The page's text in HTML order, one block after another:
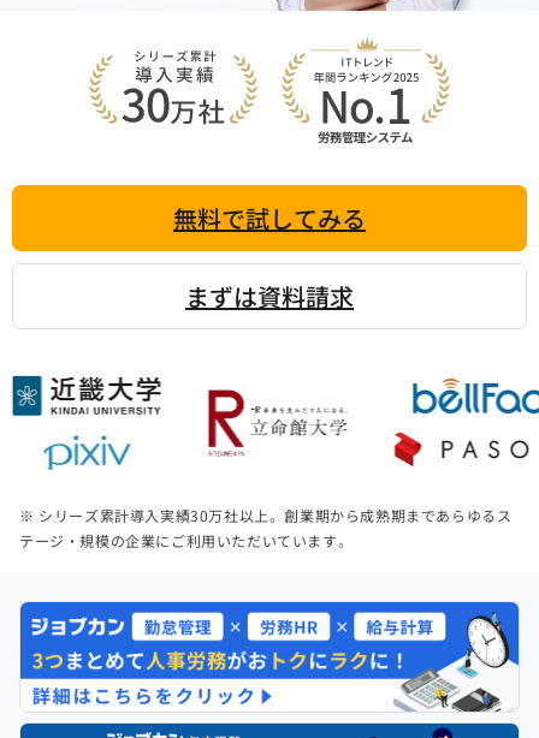
無料で試してみる
まずは資料請求
※ シリーズ累計導入実績30万社以上。創業期から成熟期まであらゆるス
テージ・規模の企業にご利用いただいています。